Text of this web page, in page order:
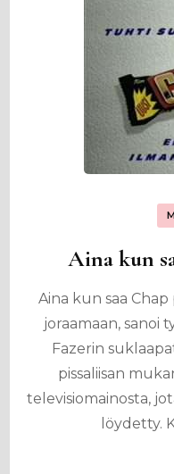
Aina kun
Aina kun saa
joraamaan, sanoi
Fazerin
pissaliisan
televisiomainosta,
löydetty.